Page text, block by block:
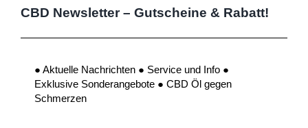
CBD Newsletter – Gutscheine & Rabatt!
● Aktuelle Nachrichten ● Service und Info ●
Exklusive Sonderangebote ● CBD Öl gegen
Schmerzen